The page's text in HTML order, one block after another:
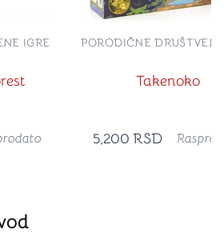
IGRE
Takenoko
PORODIČNE
5,200 RSD